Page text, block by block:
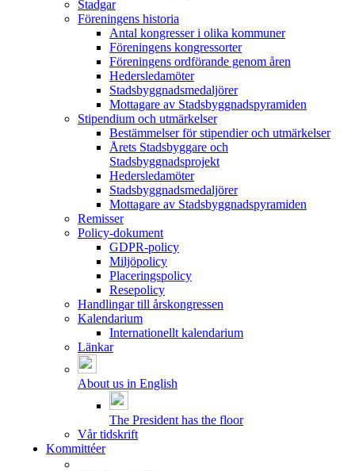
Stadgar
Föreningens historia
Antal kongresser i olika kommuner
Föreningens kongressorter
Föreningens ordförande genom åren
Hedersledamöter
Stadsbyggnadsmedaljörer
Mottagare av Stadsbyggnadspyramiden
Stipendium och utmärkelser
Bestämmelser för stipendier och utmärkelser
Årets Stadsbyggare och
Stadsbyggnadsprojekt
Hedersledamöter
Stadsbyggnadsmedaljörer
Mottagare av Stadsbyggnadspyramiden
Remisser
Policy-dokument
GDPR-policy
Miljöpolicy
Placeringspolicy
Resepolicy
Handlingar till årskongressen
Kalendarium
Internationellt kalendarium
Länkar
About us in English
The President has the floor
Vår tidskrift
Kommittéer